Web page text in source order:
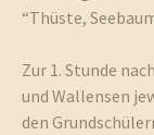
“Thüste,
Zur 1. Stunde
und Wallensen
den